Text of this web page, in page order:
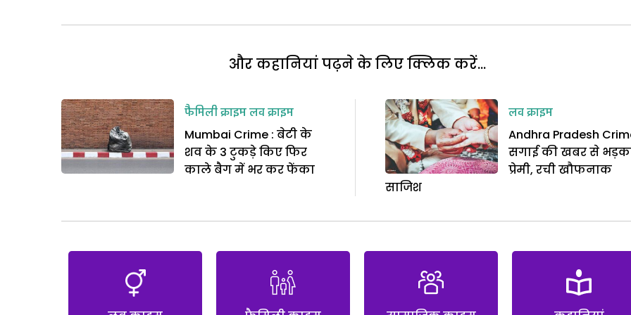
और कहानियां पढ़ने के लिए क्लिक करें...
फैमिली क्राइमलव क्राइम
Mumbai Crime : बेटी के
शव के 3 टुकड़े किए फिर
काले बैग में भर कर फेंका
लव क्राइम
Andhra Pradesh
सगाई की खबर से
प्रेमी, रची खौफनाक
साजिश